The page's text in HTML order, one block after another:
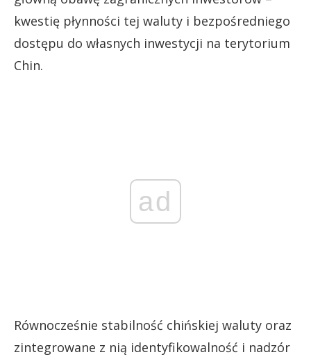
kwestię płynności tej waluty i bezpośredniego
dostępu do własnych inwestycji na terytorium
Chin.
ad
Równocześnie stabilność chińskiej waluty oraz
zintegrowane z nią identyfikowalność i nadzór